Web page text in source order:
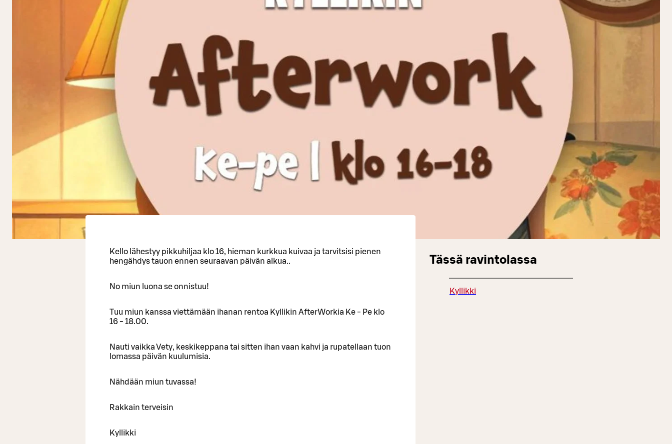
Kello lähestyy pikkuhiljaa klo 16, hieman kurkkua kuivaa ja tarvitsisi pienen
hengähdys tauon ennen seuraavan päivän alkua..
No miun luona se onnistuu!
Tuu miun kanssa viettämään ihanan rentoa Kyllikin AfterWorkia Ke - Pe klo
16 - 18.00.
Nauti vaikka Vety, keskikeppana tai sitten ihan vaan kahvi ja rupatellaan tuon
lomassa päivän kuulumisia.
Nähdään miun tuvassa!
Rakkain terveisin
Kyllikki
Tässä ravintolassa
Kyllikki